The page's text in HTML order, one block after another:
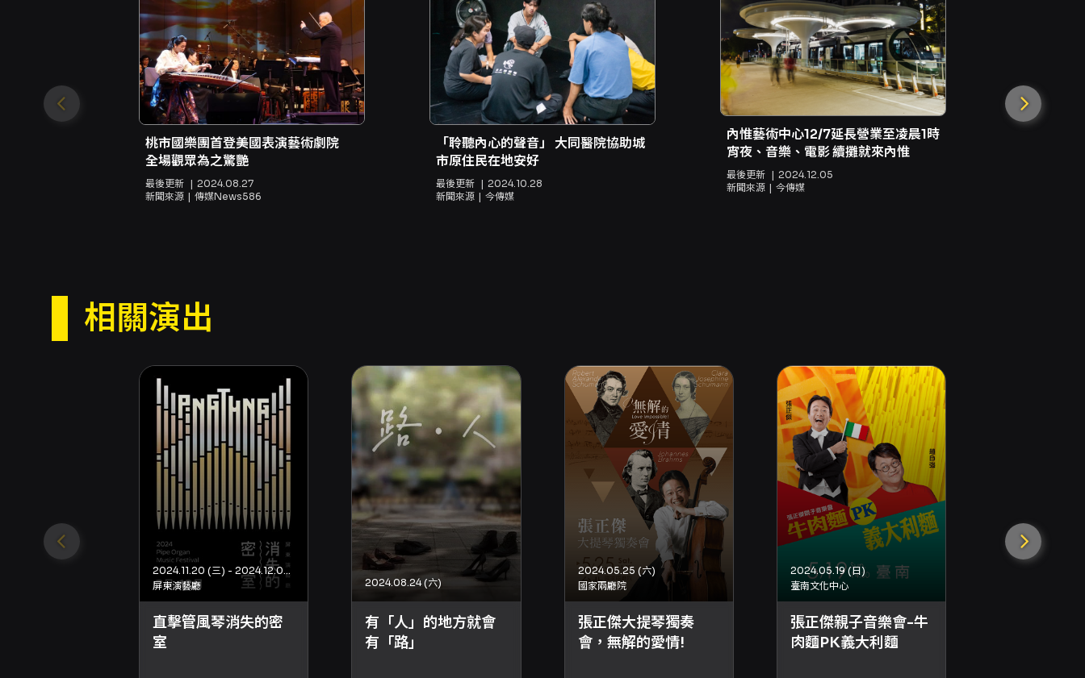
桃市國樂團首登美國表演藝術劇院
全場觀眾為之驚艷
最後更新
2024.08.27
新聞來源
傳媒News586
「聆聽內心的聲音」 大同醫院協助城
市原住民在地安好
最後更新
2024.10.28
新聞來源
今傳媒
內惟藝術中心12/7延長營業至凌晨1時
宵夜、音樂、電影 續攤就來內惟
最後更新
2024.12.05
新聞來源
今傳媒
相關演出
2024.11.20 (三) - 2024.12.04 (三)
屏東演藝廳
直擊管風琴消失的密
室
2024.08.24 (六)
有「人」的地方就會
有「路」
2024.05.25 (六)
國家兩廳院
張正傑大提琴獨奏
會，無解的愛情!
2024.05.19 (日)
臺南文化中心
張正傑親子音樂會-牛
肉麵PK義大利麵